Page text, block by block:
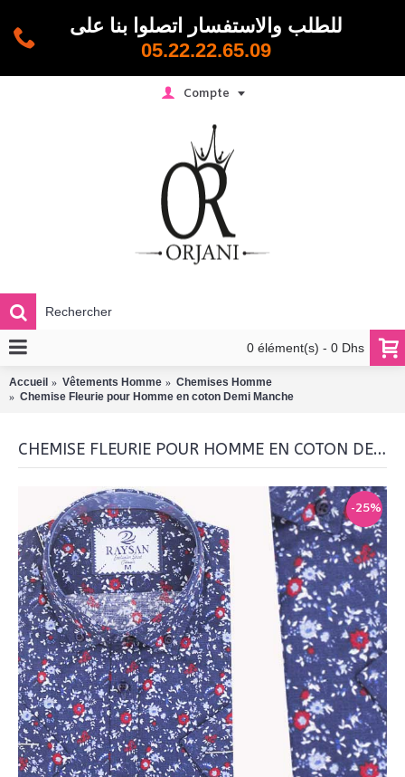
للطلب والاستفسار اتصلوا بنا على
05.22.22.65.09
Compte
0 élément(s) - 0 Dhs
Accueil Vêtements Homme
Chemises Homme
Chemise Fleurie pour Homme en coton Demi Manche
CHEMISE FLEURIE POUR HOMME EN COTON DEMI MANCHE
-25%